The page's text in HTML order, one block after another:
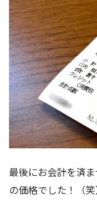
最後にお会計を済
の価格でした！（笑